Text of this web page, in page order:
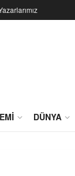
DÜNYA